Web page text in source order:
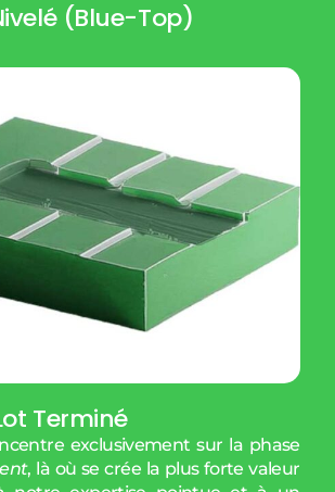
(blue-Top)
Terminé
exclusivement sur la phase
, là où se crée la plus forte valeur